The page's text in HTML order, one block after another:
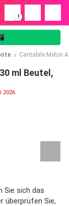
!
Cantabile Melon
ml Beutel,
2026
Sie sich das
überprüfen Sie,